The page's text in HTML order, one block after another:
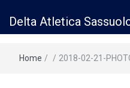
Delta Atletica
Home / / 2018-02-21-